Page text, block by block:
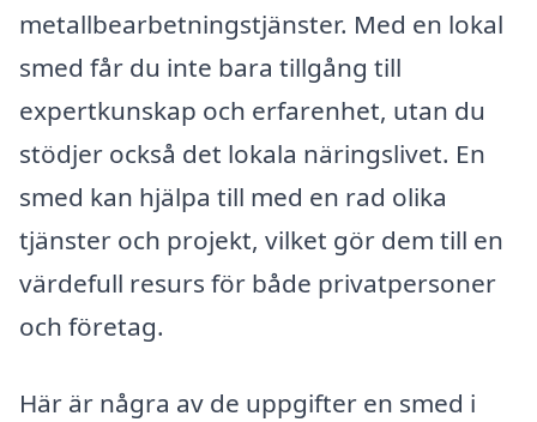
metallbearbetningstjänster. Med en lokal
smed får du inte bara tillgång till
expertkunskap och erfarenhet, utan du
stödjer också det lokala näringslivet. En
smed kan hjälpa till med en rad olika
tjänster och projekt, vilket gör dem till en
värdefull resurs för både privatpersoner
och företag.
Här är några av de uppgifter en smed i